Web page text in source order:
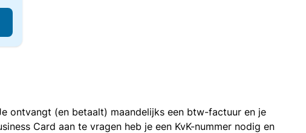
ontvangt (en betaalt) maandelijks een btw-factuur en je
Card aan te vragen heb je een KvK-nummer nodig en